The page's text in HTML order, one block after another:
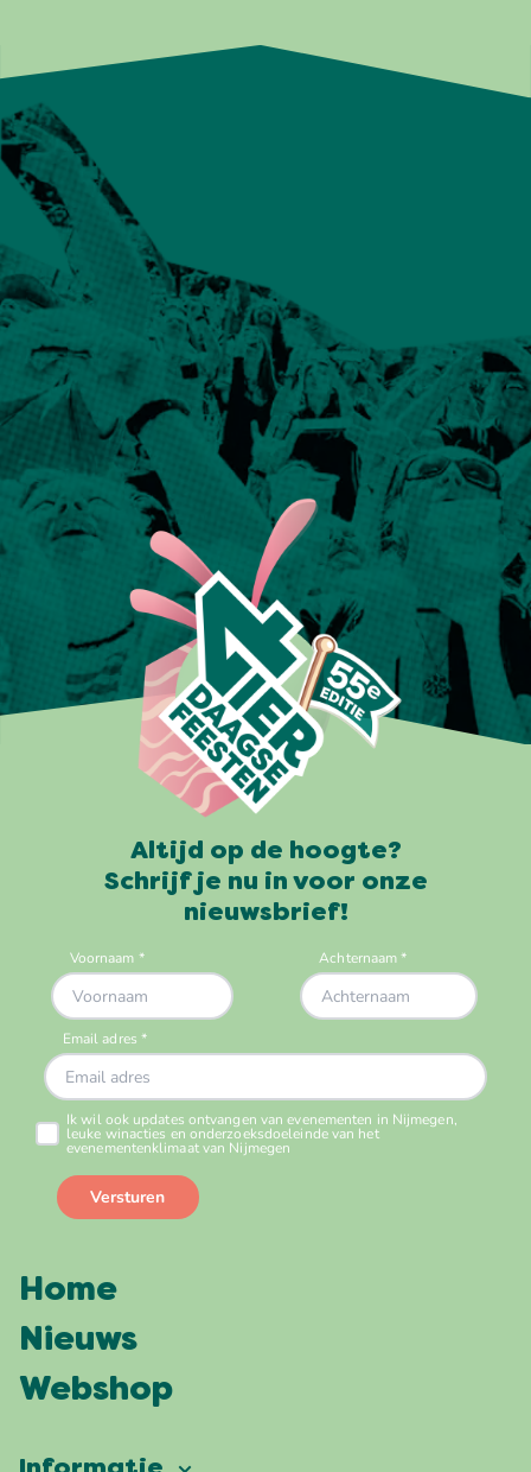
Altijd op de hoogte?
Schrijf je nu in voor onze
nieuwsbrief!
Home
Nieuws
Webshop